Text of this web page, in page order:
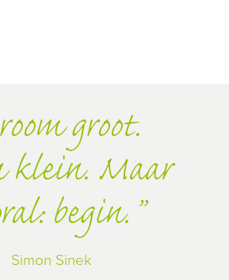
groot.
klein. Maar
begin.
Simon Sinek